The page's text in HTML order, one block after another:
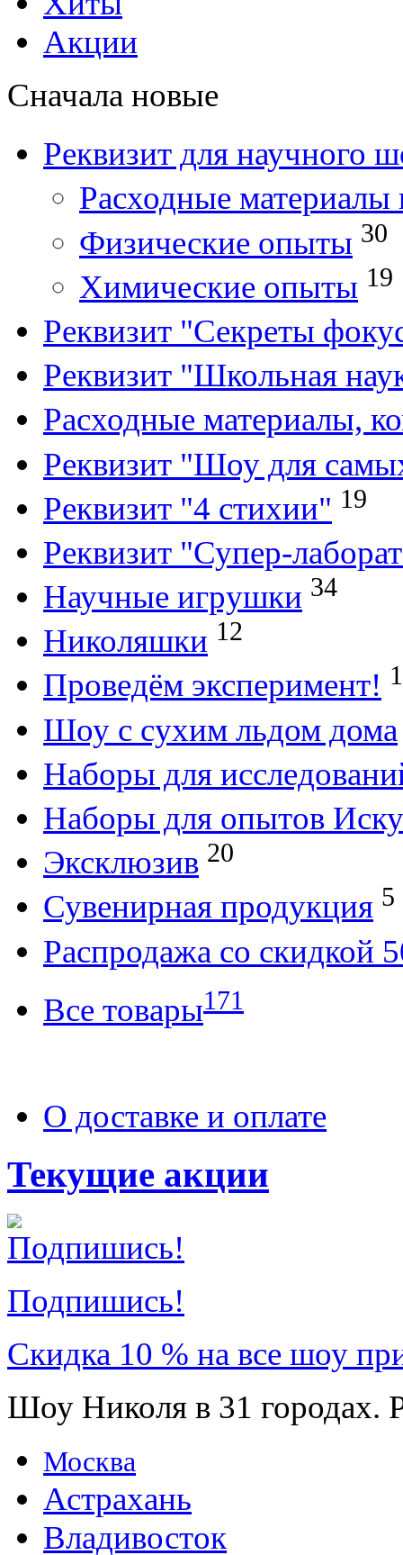
Акции
Сначала новые
Реквизит для научного
Расходные материалы
Физические опыты 30
Химические опыты 19
Реквизит "Секреты
Реквизит "Школьная
Расходные материалы,
Реквизит "Шоу для
Реквизит "4 стихии" 19
Реквизит "Супер-
Научные игрушки 34
Николяшки 12
Проведём эксперимент!
Шоу с сухим льдом дома
Наборы для
Наборы для опытов
Эксклюзив 20
Сувенирная продукция 5
Распродажа со скидкой
Все товары171
О доставке и оплате
Текущие акции
Подпишись!
Скидка 10 % на все шоу
Шоу Николя в 31 городах.
Москва
Астрахань
Владивосток